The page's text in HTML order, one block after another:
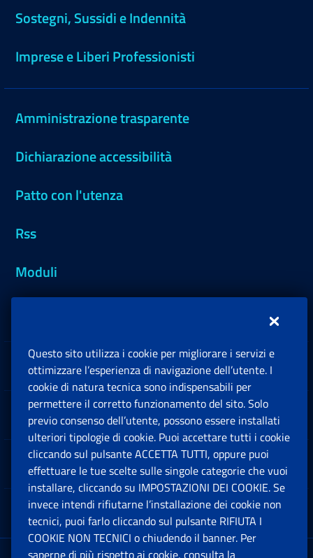
Sostegni, Sussidi e Indennità
Imprese e Liberi Professionisti
Amministrazione trasparente
Dichiarazione accessibilità
Patto con l'utenza
Rss
Moduli
Sedi e Contatti
Software
Note Legali
App mobile
Questo sito utilizza i cookie per migliorare i servizi e
ottimizzare l’esperienza di navigazione dell’utente. I
cookie di natura tecnica sono indispensabili per
permettere il corretto funzionamento del sito. Solo
previo consenso dell’utente, possono essere installati
ulteriori tipologie di cookie. Puoi accettare tutti i cookie
cliccando sul pulsante ACCETTA TUTTI, oppure puoi
effettuare le tue scelte sulle singole categorie che vuoi
installare, cliccando su IMPOSTAZIONI DEI COOKIE. Se
invece intendi rifiutarne l’installazione dei cookie non
tecnici, puoi farlo cliccando sul pulsante RIFIUTA I
COOKIE NON TECNICI o chiudendo il banner. Per
saperne di più rispetto ai cookie, consulta la